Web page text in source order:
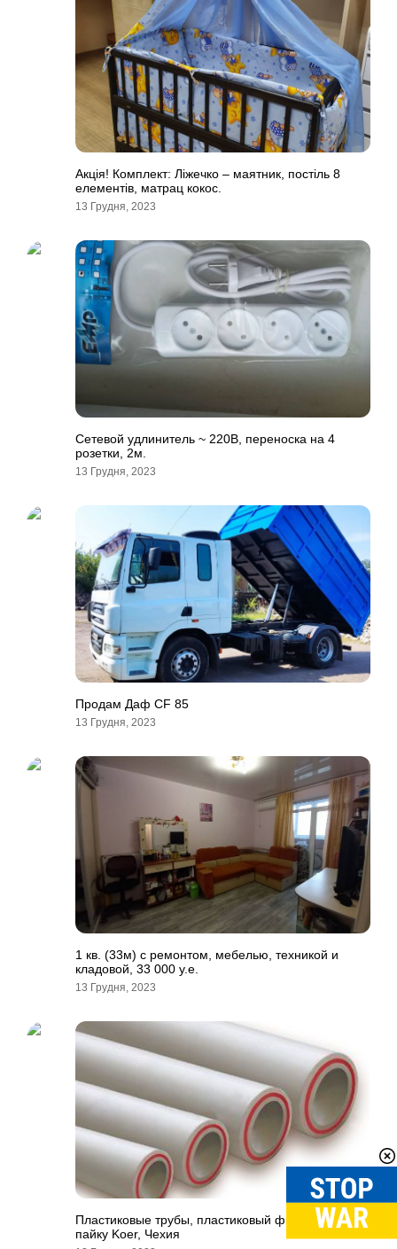
Акція! Комплект: Ліжечко – маятник, постіль 8
елементів, матрац кокос.
13 Грудня, 2023
Сетевой удлинитель ~ 220В, переноска на 4
розетки, 2м.
13 Грудня, 2023
Продам Даф CF 85
13 Грудня, 2023
1 кв. (33м) с ремонтом, мебелью, техникой и
кладовой, 33 000 у.е.
13 Грудня, 2023
Пластиковые трубы, пластиковый фитинг под
пайку Koer, Чехия